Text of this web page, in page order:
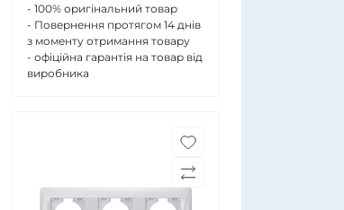
- 100% оригінальний товар
- Повернення протягом 14 днів
з моменту отримання товару
- офіційна гарантія на товар від
виробника